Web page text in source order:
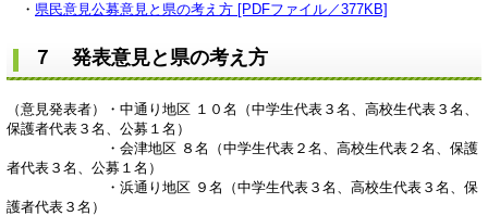
・ 県民意見公募意見と県の考え方 [PDFファイル／377KB]
７ 発表意見と県の考え方
（意見発表者）・中通り地区 １０名（中学生代表３名、高校生代表３名、
保護者代表３名、公募１名）
・会津地区 ８名（中学生代表２名、高校生代表２名、保護
者代表３名、公募１名）
・浜通り地区 ９名（中学生代表３名、高校生代表３名、保
護者代表３名）